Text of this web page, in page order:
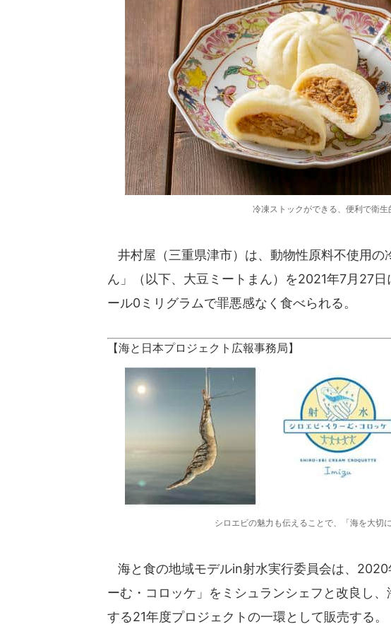
冷凍ストックができる、便利で衛
井村屋（三重県津市）は、動物性原料不使用の
ん」（以下、大豆ミートまん）を2021年7月27
ール0ミリグラムで罪悪感なく食べられる。
【海と日本プロジェクト広報事務局】
シロエビの魅力も伝えることで、「海を大切
海と食の地域モデルin射水実行委員会は、
ーむ・コロッケ」をミシュランシェフと改良し
する21年度プロジェクトの一環として販売する。